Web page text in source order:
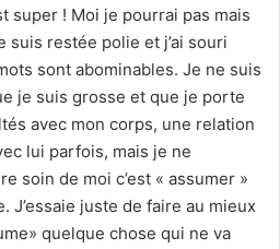
super ! Moi je pourrai pas mais
suis restée polie et j’ai souri
sont abominables. Je ne suis
je suis grosse et que je porte
avec mon corps, une relation
lui parfois, mais je ne
soin de moi c’est « assumer »
J’essaie juste de faire au mieux
quelque chose qui ne va